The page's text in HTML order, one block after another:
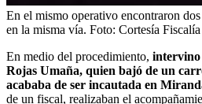
En el mismo operativo encontraron
en la misma vía. Foto: Cortesía Fiscalía
En medio del procedimiento, intervino
Rojas Umaña, quien bajó de un
acababa de ser incautada en
de un fiscal, realizaban el